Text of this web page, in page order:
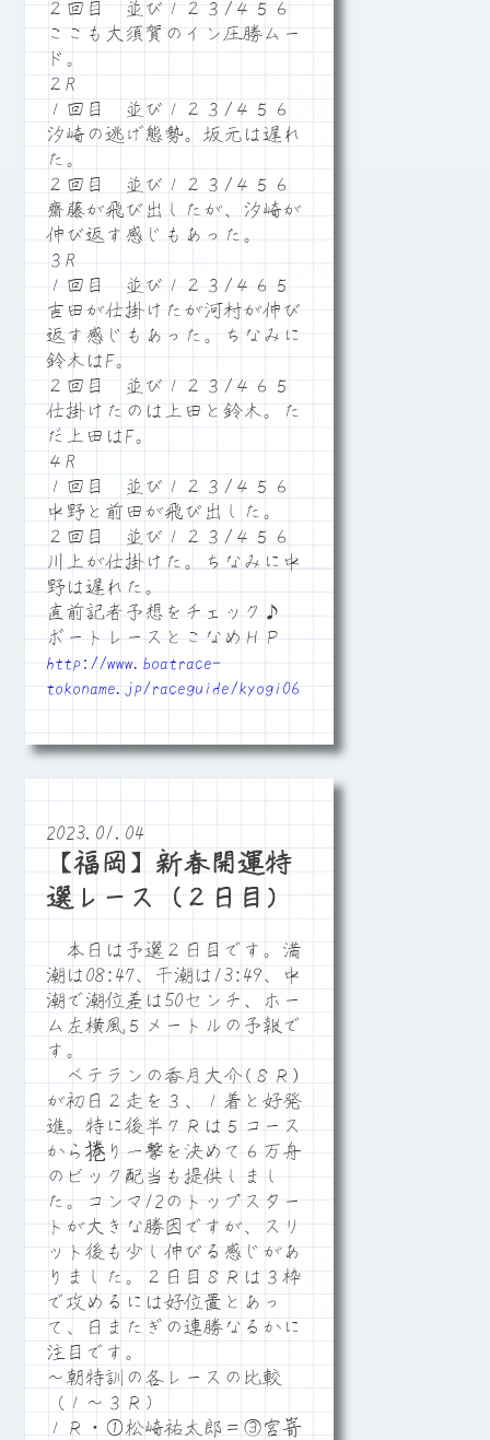
２回目 並び１２３/４５６
ここも大須賀のイン圧勝ムー
ド。
２R
１回目 並び１２３/４５６
汐崎の逃げ態勢。坂元は遅れ
た。
２回目 並び１２３/４５６
齋藤が飛び出したが、汐崎が
伸び返す感じもあった。
３R
１回目 並び１２３/４６５
吉田が仕掛けたが河村が伸び
返す感じもあった。ちなみに
鈴木はF。
２回目 並び１２３/４６５
仕掛けたのは上田と鈴木。た
だ上田はF。
４R
１回目 並び１２３/４５６
中野と前田が飛び出した。
２回目 並び１２３/４５６
川上が仕掛けた。ちなみに中
野は遅れた。
直前記者予想をチェック♪
ボートレースとこなめＨＰ
http://www.boatrace-
tokoname.jp/raceguide/kyogi06
2023.01.04
【福岡】新春開運特
選レース（２日目）
本日は予選２日目です。満
潮は08:47、干潮は13:49、中
潮で潮位差は50センチ、ホー
ム左横風５メートルの予報で
す。
ベテランの香月大介(８Ｒ)
が初日２走を３、１着と好発
進。特に後半７Ｒは５コース
から捲り一撃を決めて６万舟
のビック配当も提供しまし
た。コンマ12のトップスター
トが大きな勝因ですが、スリ
ット後も少し伸びる感じがあ
りました。２日目８Ｒは３枠
で攻めるには好位置とあっ
て、日またぎの連勝なるかに
注目です。
～朝特訓の各レースの比較
（１～３Ｒ）
１Ｒ・①松崎祐太郎＝③宮嵜